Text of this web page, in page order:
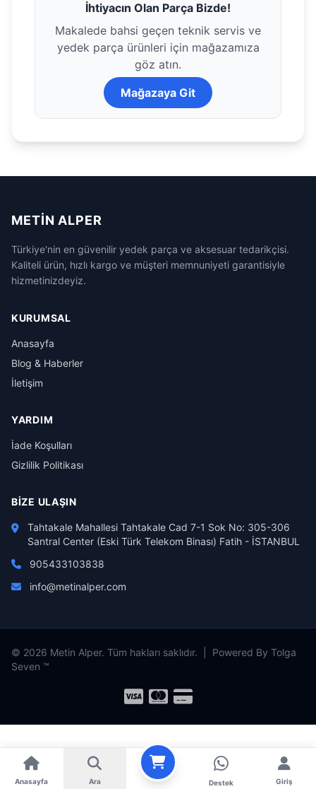
İhtiyacın Olan Parça Bizde!
Makalede bahsi geçen teknik servis ve
yedek parça ürünleri için mağazamıza
göz atın.
Mağazaya Git
METIN ALPER
Türkiye'nin en güvenilir yedek parça ve aksesuar tedarikçisi.
Kaliteli ürün, hızlı kargo ve müşteri memnuniyeti garantisiyle
hizmetinizdeyiz.
KURUMSAL
Anasayfa
Blog & Haberler
İletişim
YARDIM
İade Koşulları
Gizlilik Politikası
BIZE ULAŞIN
Tahtakale Mahallesi Tahtakale Cad 7-1 Sok No: 305-306
Santral Center (Eski Türk Telekom Binası) Fatih - İSTANBUL
905433103838
info@metinalper.com
© 2026 Metin Alper. Tüm hakları saklıdır. | Powered By Tolga
Seven ™
Anasayfa Ara Destek Giriş